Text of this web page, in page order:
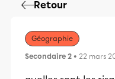
Retour
Géographie
Secondaire 2 • 22 mars